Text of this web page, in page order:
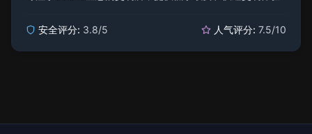
安全评分: 3.8/5 人气评分: 7.5/10